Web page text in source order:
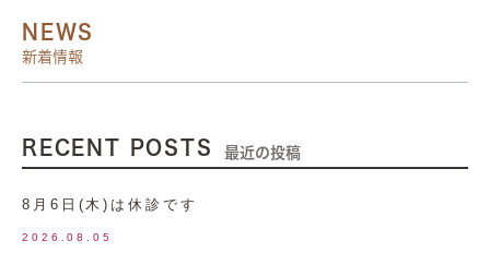
NEWS
新着情報
RECENT POSTS 最近の投稿
8月6日(木)は休診です
2026.08.05